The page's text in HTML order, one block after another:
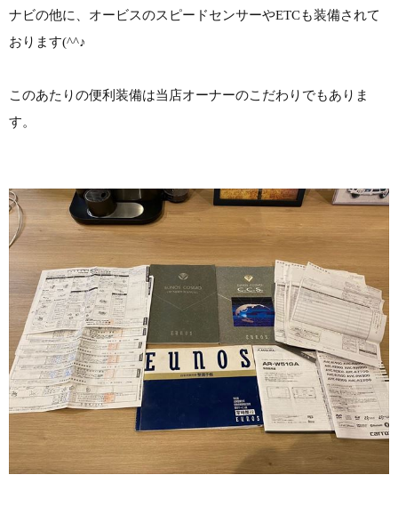
ナビの他に、オービスのスピードセンサーやETCも装備されて
おります(^^♪
このあたりの便利装備は当店オーナーのこだわりでもありま
す。